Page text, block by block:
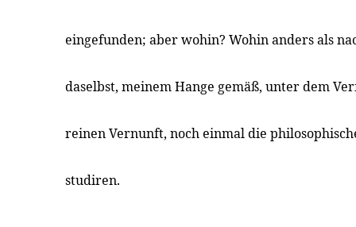
eingefunden; aber wohin? Wohin anders als
daselbst, meinem Hange gemäß, unter dem
reinen Vernunft, noch einmal die
studiren.